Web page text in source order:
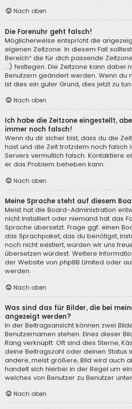
Nach oben
Die Forenuhr geht falsch!
Möglicherweise entspricht die
eigenen Zeitzone. In diesem Fall
Bereich“ die für dich passende
...) festlegen. Die Zeitzone kann dabei
Benutzern geändert werden. Wenn du
ist dies ein guter Grund, dies jetzt zu tun.
Nach oben
Ich habe die Zeitzone eingestellt,
immer noch falsch!
Wenn du dir sicher bist, dass du die
hast und die Zeit trotzdem noch falsch
Servers vermutlich falsch. Kontaktiere
er das Problem beheben kann.
Nach oben
Meine Sprache steht auf diesem
Meist hat die Board-Administration
nicht installiert oder niemand hat das
Sprache übersetzt. Frage ggf. einen
das Sprachpaket, das du benötigst,
noch nicht existiert, würden wir uns
übersetzen würdest. Weitere
der Website von phpBB Limited oder
werden.
Nach oben
Was sind das für Bilder, die bei
angezeigt werden?
In der Beitragsansicht können zwei
Benutzernamen stehen. Eines dieser
Rang verknüpft: Oft sind dies Sterne,
deine Beitragszahl oder deinen Status
andere, meist größere, Bild wird auch
handelt sich hierbei in der Regel um
welches von Benutzer zu Benutzer
Nach oben